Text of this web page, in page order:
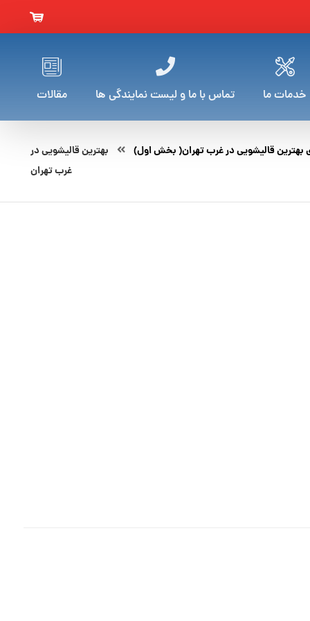
خدمات ما تماس با ما و لیست نمایندگی ها مقالات
بهترین قالیشویی در غرب تهران( بخش اول)
بهترین قالیشویی در
غرب تهران